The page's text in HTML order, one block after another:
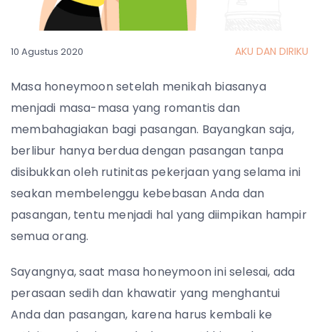
10 Agustus 2020 AKU DAN DIRIKU
Masa honeymoon setelah menikah biasanya
menjadi masa-masa yang romantis dan
membahagiakan bagi pasangan. Bayangkan saja,
berlibur hanya berdua dengan pasangan tanpa
disibukkan oleh rutinitas pekerjaan yang selama ini
seakan membelenggu kebebasan Anda dan
pasangan, tentu menjadi hal yang diimpikan hampir
semua orang.
Sayangnya, saat masa honeymoon ini selesai, ada
perasaan sedih dan khawatir yang menghantui
Anda dan pasangan, karena harus kembali ke